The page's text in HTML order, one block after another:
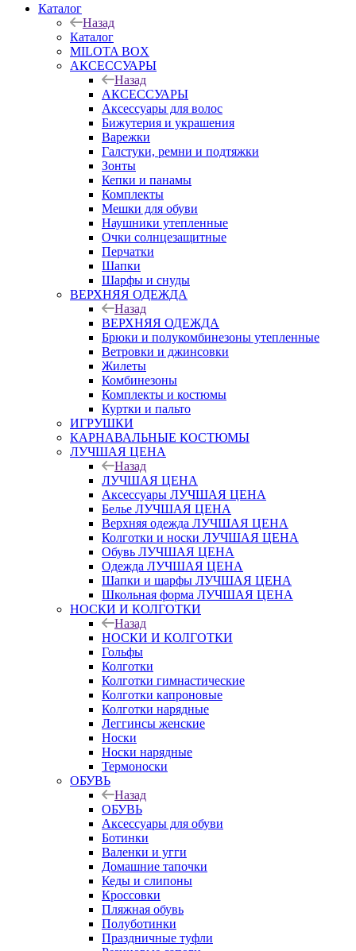
Каталог
Назад
Каталог
MILOTA BOX
АКСЕССУАРЫ
Назад
АКСЕССУАРЫ
Аксессуары для волос
Бижутерия и украшения
Варежки
Галстуки, ремни и подтяжки
Зонты
Кепки и панамы
Комплекты
Мешки для обуви
Наушники утепленные
Очки солнцезащитные
Перчатки
Шапки
Шарфы и снуды
ВЕРХНЯЯ ОДЕЖДА
Назад
ВЕРХНЯЯ ОДЕЖДА
Брюки и полукомбинезоны утепленные
Ветровки и джинсовки
Жилеты
Комбинезоны
Комплекты и костюмы
Куртки и пальто
ИГРУШКИ
КАРНАВАЛЬНЫЕ КОСТЮМЫ
ЛУЧШАЯ ЦЕНА
Назад
ЛУЧШАЯ ЦЕНА
Аксессуары ЛУЧШАЯ ЦЕНА
Белье ЛУЧШАЯ ЦЕНА
Верхняя одежда ЛУЧШАЯ ЦЕНА
Колготки и носки ЛУЧШАЯ ЦЕНА
Обувь ЛУЧШАЯ ЦЕНА
Одежда ЛУЧШАЯ ЦЕНА
Шапки и шарфы ЛУЧШАЯ ЦЕНА
Школьная форма ЛУЧШАЯ ЦЕНА
НОСКИ И КОЛГОТКИ
Назад
НОСКИ И КОЛГОТКИ
Гольфы
Колготки
Колготки гимнастические
Колготки капроновые
Колготки нарядные
Леггинсы женские
Носки
Носки нарядные
Термоноски
ОБУВЬ
Назад
ОБУВЬ
Аксессуары для обуви
Ботинки
Валенки и угги
Домашние тапочки
Кеды и слипоны
Кроссовки
Пляжная обувь
Полуботинки
Праздничные туфли